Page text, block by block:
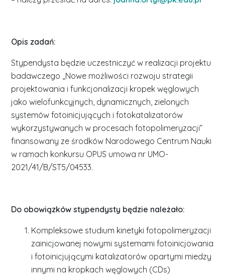
Opis zadań:
Stypendysta będzie uczestniczyć w realizacji projektu
badawczego „Nowe możliwości rozwoju strategii
projektowania i funkcjonalizacji kropek węglowych
jako wielofunkcyjnych, dynamicznych, zielonych
systemów fotoinicjujących i fotokatalizatorów
wykorzystywanych w procesach fotopolimeryzacji”
finansowany ze środków Narodowego Centrum Nauki
w ramach konkursu OPUS umowa nr UMO-
2021/41/B/ST5/04533.
Do obowiązków stypendysty będzie należało:
Kompleksowe studium kinetyki fotopolimeryzacji
zainicjowanej nowymi systemami fotoinicjowania
i fotoinicjującymi katalizatorów opartymi miedzy
innymi na kropkach węglowych (CDs)